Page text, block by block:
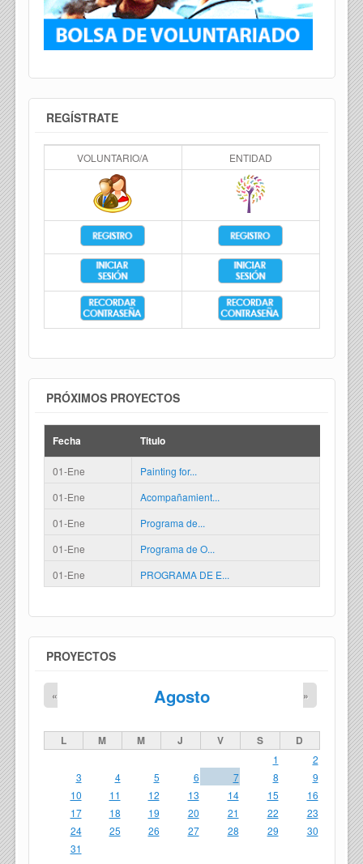
REGÍSTRATE
VOLUNTARIO/A ENTIDAD
PRÓXIMOS PROYECTOS
Fecha Titulo
01-Ene
Painting for...
01-Ene
Acompañamient...
01-Ene
Programa de...
01-Ene
Programa de O...
01-Ene
PROGRAMA DE E...
PROYECTOS
Agosto
« »
L M M J V S D
1
2
3
4 5 6 7 8
9
10
11 12 13 14 15
16
17
18 19 20 21 22
23
24
25 26 27 28 29
30
31